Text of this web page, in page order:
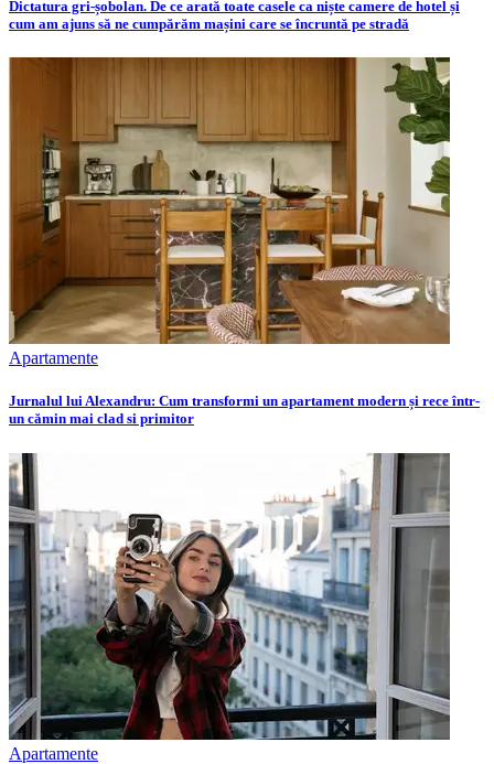
Dictatura gri-șobolan. De ce arată toate casele ca niște camere de hotel și
cum am ajuns să ne cumpărăm mașini care se încruntă pe stradă
Apartamente
Jurnalul lui Alexandru: Cum transformi un apartament modern și rece într-
un cămin mai clad si primitor
Apartamente